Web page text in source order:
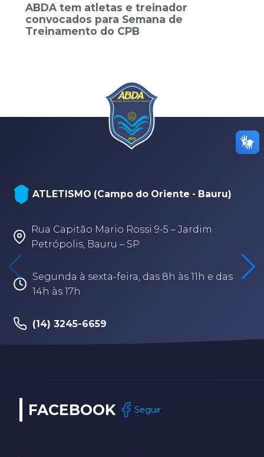
ABDA tem atletas e treinador
convocados para Semana de
Treinamento do CPB
ATLETISMO (Campo do Oriente - Bauru)
Rua Capitão Mario Rossi 9-5 – Jardim
Petrópolis, Bauru – SP
Segunda à sexta-feira, das 8h às 11h e das
14h às 17h
(14) 3245-6659
FACEBOOK Seguir